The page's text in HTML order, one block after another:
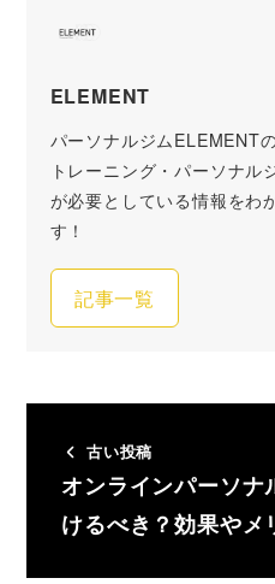
ELEMENT
パーソナルジムELEMENT
トレーニング・パーソナル
が必要としている情報をわ
す！
記事一覧
古い投稿
オンラインパーソナ
けるべき？効果や